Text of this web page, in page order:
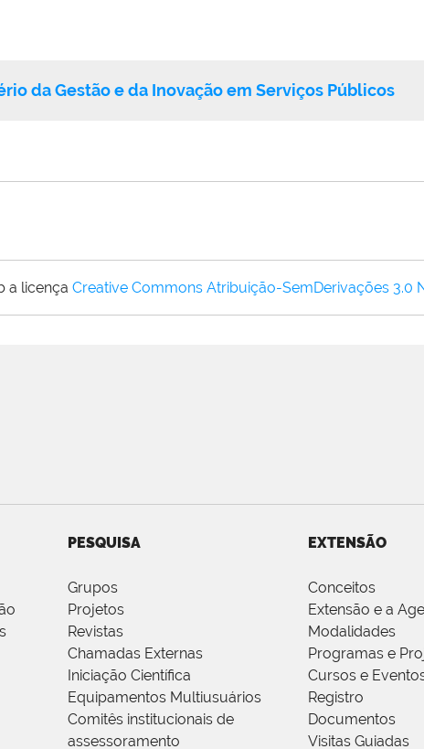
da Gestão e da Inovação em Serviços Públicos
a licença Creative Commons Atribuição-SemDerivações 3.0
PESQUISA
Grupos
Projetos
Revistas
Chamadas Externas
Iniciação Científica
Equipamentos Multiusuários
Comitês institucionais de
assessoramento
EXTENSÃO
Conceitos
Extensão e a
Modalidades
Programas e
Cursos e
Registro
Documentos
Visitas Guiadas